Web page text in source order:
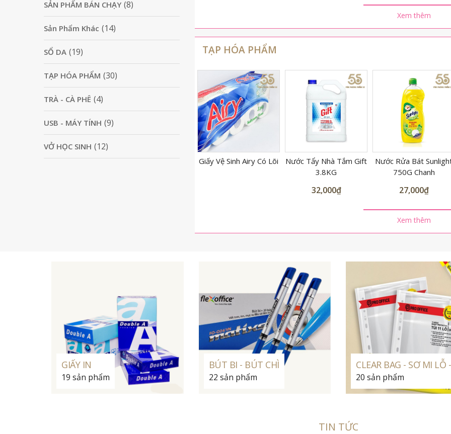
Xem thêm
TẠP HÓA PHẨM
Giấy Vệ Sinh Airy Không
Giấy Vệ Sinh Airy Có Lõi
Nước Tẩy Nhà Tắm Gift
Nước Rửa Bát Sunlight
750G Chanh
27,000₫
Nước Tẩy Bồn Cầu
880ml
35,000₫
Xem thêm
SẢN PHẨM BÁN CHẠY (8)
Sản Phẩm Khác (14)
SỔ DA (19)
TẠP HÓA PHẨM (30)
TRÀ - CÀ PHÊ (4)
USB - MÁY TÍNH (9)
VỞ HỌC SINH (12)
GIẤY IN
19 sản phẩm
BÚT BI - BÚT CHÌ
22 sản phẩm
CLEAR BAG - SƠ MI LỖ
20 sản phẩm
TIN TỨC